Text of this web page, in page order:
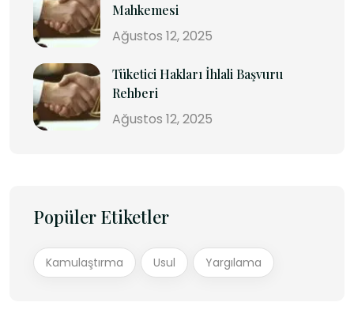
Mahkemesi
Ağustos 12, 2025
Tüketici Hakları İhlali Başvuru
Rehberi
Ağustos 12, 2025
Popüler Etiketler
Kamulaştırma Usul Yargılama